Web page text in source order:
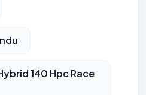
140 Hpc Race